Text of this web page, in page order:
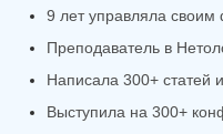
9 лет управляла своим
Преподаватель в
Написала 300+ статей
Выступила на 300+